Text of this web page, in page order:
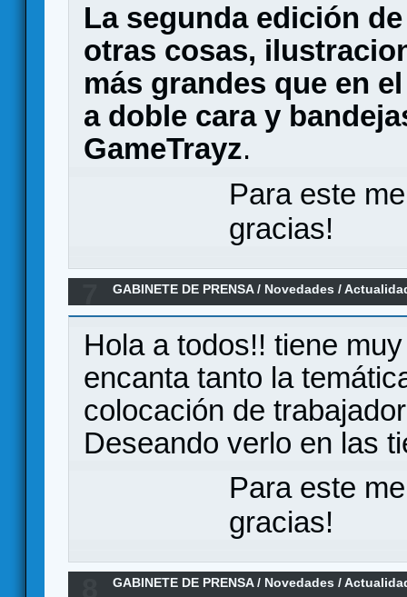
La segunda edición
otras cosas,
más grandes que en
a doble cara y
GameTrayz.
Para este
gracias!
GABINETE DE PRENSA/ Novedades /
Hola a todos!! tiene
encanta tanto la
colocación de
Deseando verlo en las
Para este
gracias!
GABINETE DE PRENSA/ Novedades /